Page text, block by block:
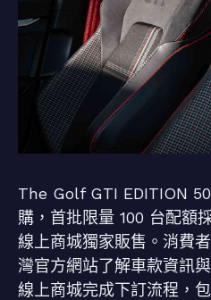
The Golf GTI EDITION
購，首批限量 100 台配額
線上商城獨家販售。消費
灣官方網站了解車款資訊
線上商城完成下訂流程，